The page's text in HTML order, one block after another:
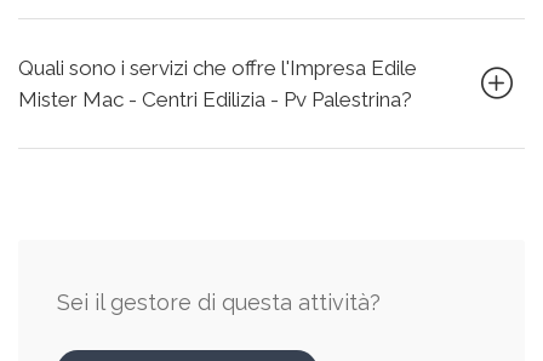
Quali sono i servizi che offre l'Impresa Edile
Mister Mac - Centri Edilizia - Pv Palestrina?
Sei il gestore di questa attività?